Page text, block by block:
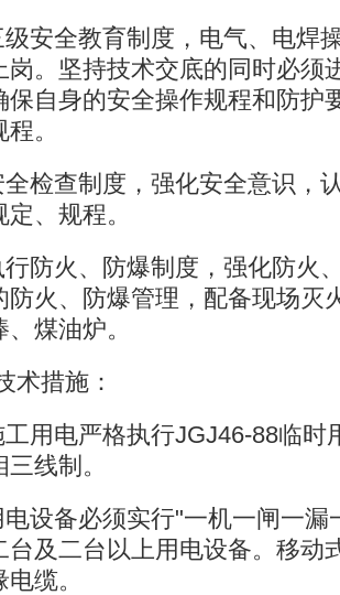
安全教育制度，电气、电焊
岗。坚持技术交底的同时必须
保自身的安全操作规程和防护
。
检查制度，强化安全意识，
、规程。
防火、防爆制度，强化防火
防火、防爆管理，配备现场灭
煤油炉。
术措施：
用电严格执行JGJ46-88临时
线制。
设备必须实行"一机一闸一漏
台及二台以上用电设备。移动
缆。